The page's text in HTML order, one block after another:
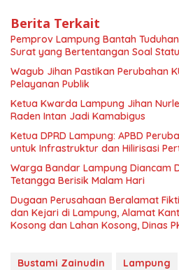
Berita Terkait
Pemprov Lampung Bantah
Surat yang Bertentangan Soal
Wagub Jihan Pastikan Perubahan
Pelayanan Publik
Ketua Kwarda Lampung Jihan
Raden Intan Jadi Kamabigus
Ketua DPRD Lampung: APBD
untuk Infrastruktur dan Hilirisasi
Warga Bandar Lampung Diancam
Tetangga Berisik Malam Hari
Dugaan Perusahaan Beralamat
dan Kejari di Lampung, Alamat
Kosong dan Lahan Kosong, Dinas
Bustami Zainudin
Lampung